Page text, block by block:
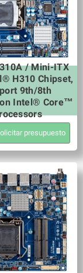
/ Mini-ITX
H310 Chipset,
9th/8th
Intel® Core™
presupuesto